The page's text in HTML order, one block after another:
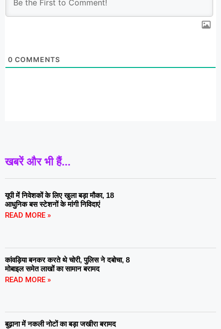
0 COMMENTS
खबरें और भी हैं...
यूपी में निवेशकों के लिए खुला बड़ा मौका, 18
आधुनिक बस स्टेशनों के मांगी निविदाएं
READ MORE »
कांवड़िया बनकर करते थे चोरी, पुलिस ने दबोचा, 8
मोबाइल समेत लाखों का सामान बरामद
READ MORE »
बुढ़ाना में नकली नोटों का बड़ा जखीरा बरामद